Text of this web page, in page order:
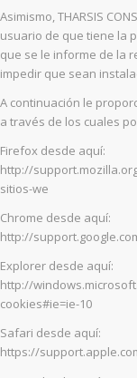
Asimismo, THARSIS
usuario de que tiene la
que se le informe de la
impedir que sean
A continuación le
a través de los cuales
Firefox desde aquí:
http://
sitios-we
Chrome desde aquí:
http://
Explorer desde aquí:
http://
cookies#ie=ie-10
Safari desde aquí:
https://